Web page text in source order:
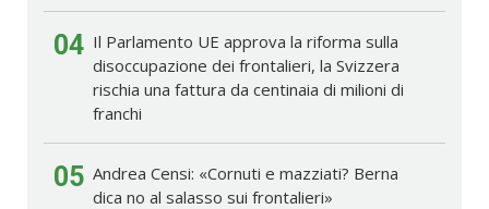
04 Il Parlamento UE approva la riforma sulla
disoccupazione dei frontalieri, la Svizzera
rischia una fattura da centinaia di milioni di
franchi
05 Andrea Censi: «Cornuti e mazziati? Berna
dica no al salasso sui frontalieri»